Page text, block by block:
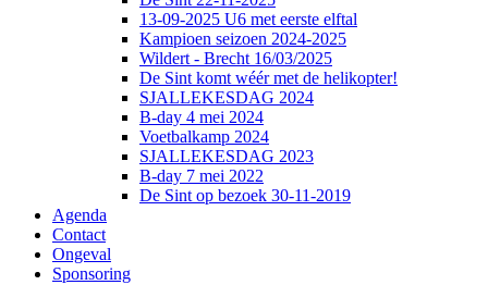
13-09-2025 U6 met eerste elftal
Kampioen seizoen 2024-2025
Wildert - Brecht 16/03/2025
De Sint komt wéér met de helikopter!
SJALLEKESDAG 2024
B-day 4 mei 2024
Voetbalkamp 2024
SJALLEKESDAG 2023
B-day 7 mei 2022
De Sint op bezoek 30-11-2019
Agenda
Contact
Ongeval
Sponsoring